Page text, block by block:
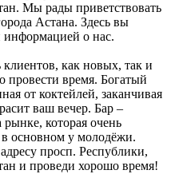
Мы рады приветствовать
Астана. Здесь вы
информацией о нас.
как новых, так и
провести время. Богатый
от коктейлей, заканчивая
ваш вечер. Бар –
которая очень
в основном у молодёжи.
просп. Республики,
и проведи хорошо время!